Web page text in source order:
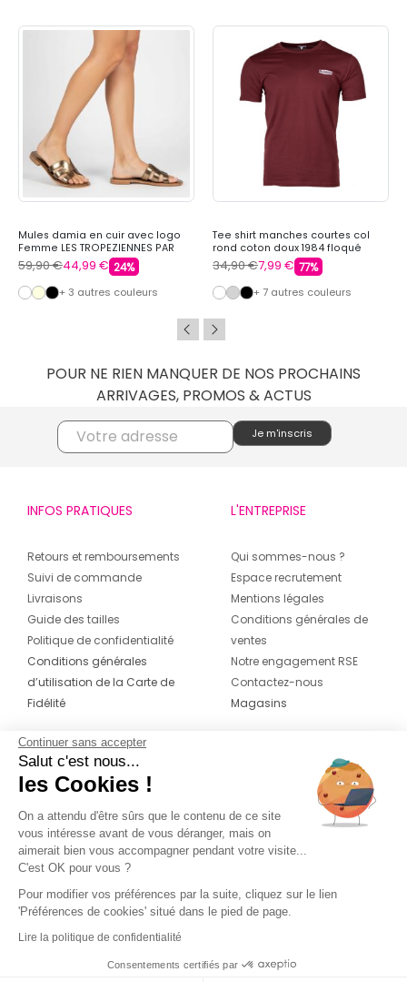
Mules damia en cuir avec logo
Femme LES TROPEZIENNES PAR
M.BELARBI
59,90 €44,99 € 24%
+ 3 autres couleurs
Tee shirt manches courtes col
rond coton doux 1984 floqué
raoul Homme REDSKINS
34,90 €7,99 € 77%
+ 7 autres couleurs
POUR NE RIEN MANQUER DE NOS PROCHAINS
ARRIVAGES, PROMOS & ACTUS
INFOS PRATIQUES
Retours et remboursements
Suivi de commande
Livraisons
Guide des tailles
Politique de confidentialité
Conditions générales
d’utilisation de la Carte de
Fidélité
L'ENTREPRISE
Qui sommes-nous ?
Espace recrutement
Mentions légales
Conditions générales de
ventes
Notre engagement RSE
Contactez-nous
Magasins
CONTACT
04 42 20 78 42
Du lundi au jeudi de 8h30 à 16h30 & le
vendredi de 8h30 à 15h30
Continuer sans accepter
Salut c'est nous...
les Cookies !
On a attendu d'être sûrs que le contenu de ce site
vous intéresse avant de vous déranger, mais on
aimerait bien vous accompagner pendant votre visite...
C'est OK pour vous ?
Pour modifier vos préférences par la suite, cliquez sur le lien
'Préférences de cookies' situé dans le pied de page.
Lire la politique de confidentialité
Consentements certifiés par